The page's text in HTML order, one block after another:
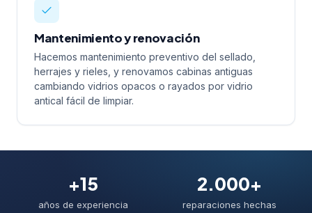
Mantenimiento y renovación
Hacemos mantenimiento preventivo del sellado,
herrajes y rieles, y renovamos cabinas antiguas
cambiando vidrios opacos o rayados por vidrio
antical fácil de limpiar.
+15
años de experiencia
2.000+
reparaciones hechas